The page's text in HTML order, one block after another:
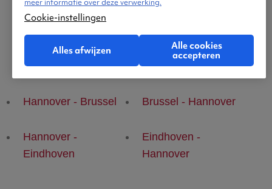
Populaire vluchten
Hannover - Brussel Brussel - Hannover
Hannover -
Eindhoven
Eindhoven -
Hannover
Cookie-instellingen
Alles afwijzen
Alle cookies
accepteren